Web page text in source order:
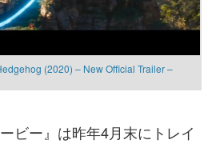
(2020) – New Official Trailer –
ビー』は昨年4月末にトレイ